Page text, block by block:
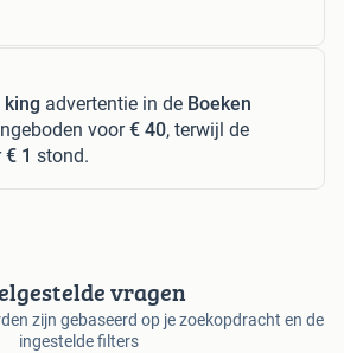
king advertentie in de Boeken
voor€ 40, terwijl de
€ 1 stond.
vragen
zijn gebaseerd op je zoekopdracht en de
ingestelde filters